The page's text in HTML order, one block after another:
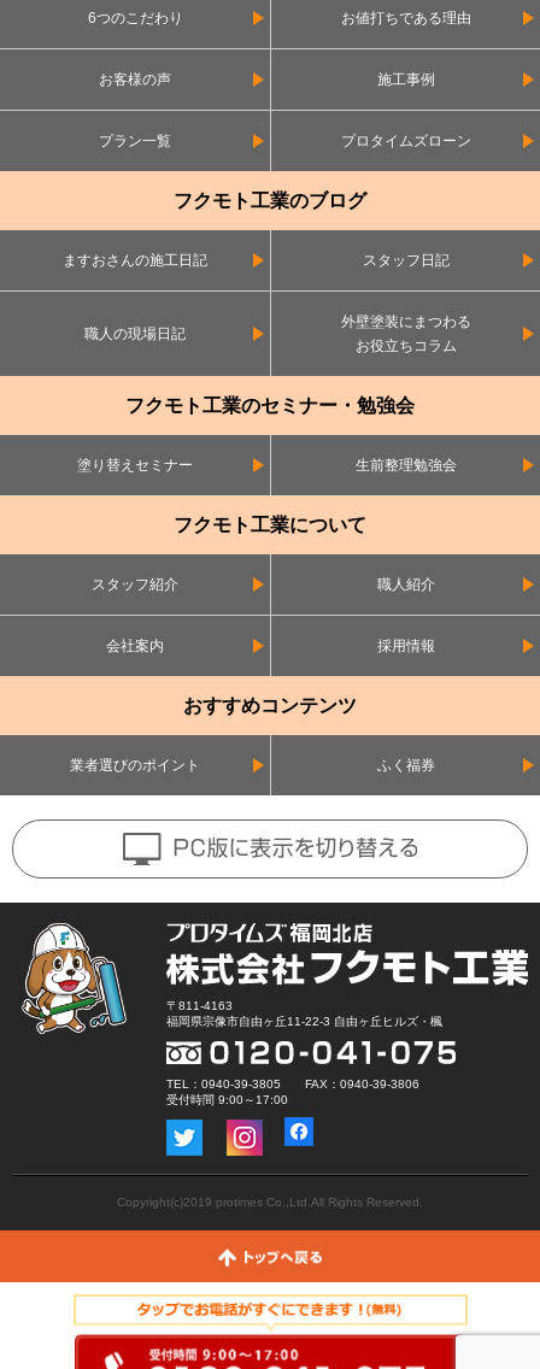
6つのこだわり お値打ちである理由
お客様の声 施工事例
プラン一覧 プロタイムズローン
フクモト工業のブログ
ますおさんの施工日記 スタッフ日記
職人の現場日記
外壁塗装にまつわる
お役立ちコラム
フクモト工業のセミナー・勉強会
塗り替えセミナー 生前整理勉強会
フクモト工業について
スタッフ紹介 職人紹介
会社案内 採用情報
おすすめコンテンツ
業者選びのポイント ふく福券
〒811-4163
福岡県宗像市自由ヶ丘11-22-3 自由ヶ丘ヒルズ・楓
TEL：0940-39-3805 FAX：0940-39-3806
受付時間 9:00～17:00
Copyright(c)2019 protimes Co.,Ltd.All Rights Reserved.